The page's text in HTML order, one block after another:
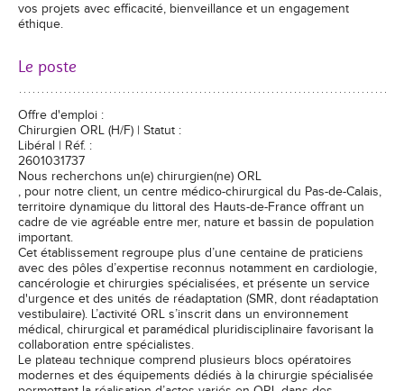
vos projets avec efficacité, bienveillance et un engagement
éthique.
Le poste
Offre d'emploi :
Chirurgien ORL (H/F) | Statut :
Libéral | Réf. :
2601031737
Nous recherchons un(e) chirurgien(ne) ORL
, pour notre client, un centre médico-chirurgical du Pas-de-Calais,
territoire dynamique du littoral des Hauts-de-France offrant un
cadre de vie agréable entre mer, nature et bassin de population
important.
Cet établissement regroupe plus d’une centaine de praticiens
avec des pôles d’expertise reconnus notamment en cardiologie,
cancérologie et chirurgies spécialisées, et présente un service
d'urgence et des unités de réadaptation (SMR, dont réadaptation
vestibulaire). L’activité ORL s’inscrit dans un environnement
médical, chirurgical et paramédical pluridisciplinaire favorisant la
collaboration entre spécialistes.
Le plateau technique comprend plusieurs blocs opératoires
modernes et des équipements dédiés à la chirurgie spécialisée